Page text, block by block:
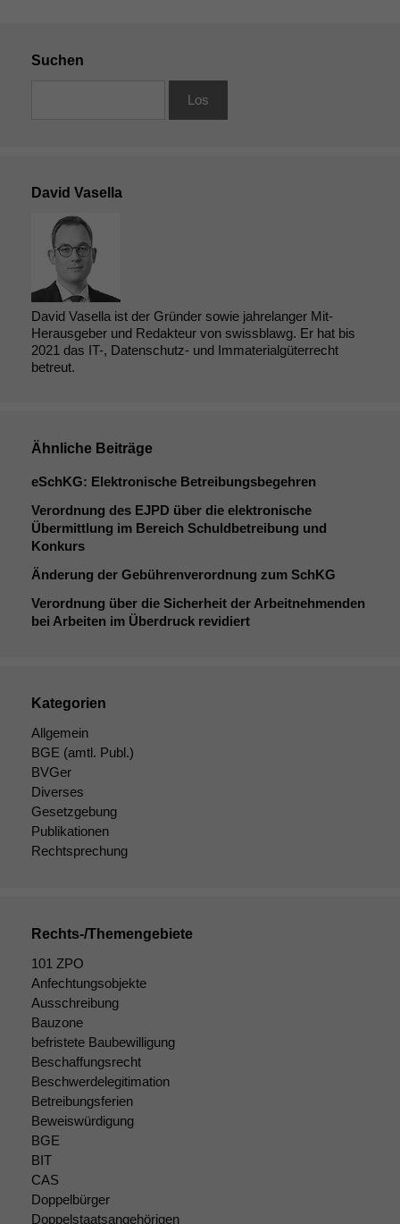
Suchen
David Vasella
David Vasella ist der Gründer sowie jahrelanger Mit-
Herausgeber und Redakteur von swissblawg. Er hat bis
2021 das IT-, Datenschutz- und Immaterialgüterrecht
betreut.
Ähnliche Beiträge
eSchKG: Elektronische Betreibungsbegehren
Verordnung des EJPD über die elektronische
Übermittlung im Bereich Schuldbetreibung und
Konkurs
Änderung der Gebührenverordnung zum SchKG
Verordnung über die Sicherheit der Arbeitnehmenden
bei Arbeiten im Überdruck revidiert
Kategorien
Allgemein
BGE (amtl. Publ.)
BVGer
Diverses
Gesetzgebung
Publikationen
Rechtsprechung
Rechts-/Themengebiete
101 ZPO
Anfechtungsobjekte
Ausschreibung
Bauzone
befristete Baubewilligung
Beschaffungsrecht
Beschwerdelegitimation
Betreibungsferien
Beweiswürdigung
BGE
BIT
CAS
Doppelbürger
Doppelstaatsangehörigen